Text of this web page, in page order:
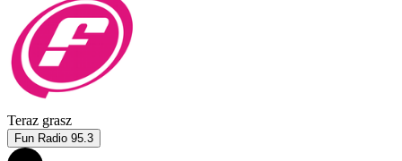
Teraz grasz
Fun Radio 95.3